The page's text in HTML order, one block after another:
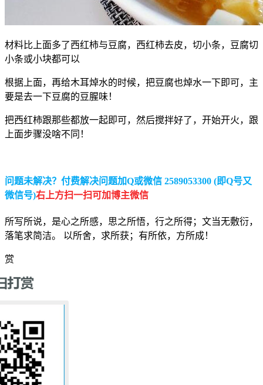
材料比上面多了西红柿与豆腐，西红柿去皮，切小条，豆腐切
小条或小块都可以
根据上面，再给木耳焯水的时候，把豆腐也焯水一下即可，主
要是去一下豆腐的豆腥味！
把西红柿跟那些都放一起即可，然后搅拌好了，开始开火，跟
上面步骤没啥不同！
问题未解决？付费解决问题加Q或微信 2589053300 (即Q号又
微信号)右上方扫一扫可加博主微信
所写所说，是心之所感，思之所悟，行之所得；文当无敷衍，
落笔求简洁。 以所舍，求所获；有所依，方所成！
赏